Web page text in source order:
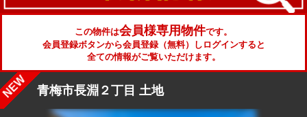
この物件は会員様専用物件です。
会員登録ボタンから会員登録（無料）しログインすると
全ての情報がご覧いただけます。
青梅市長淵２丁目 土地